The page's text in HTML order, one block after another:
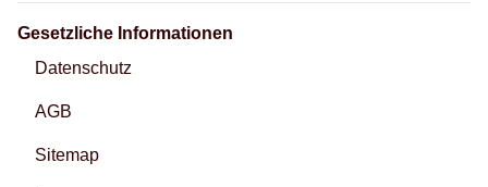
Gesetzliche Informationen
Datenschutz
AGB
Sitemap